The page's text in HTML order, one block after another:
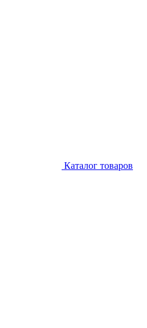
Каталог товаров